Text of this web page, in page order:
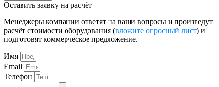
Оставить заявку на расчёт
Менеджеры компании ответят на ваши вопросы и произведут
расчёт стоимости оборудования (вложите опросный лист) и
подготовят коммерческое предложение.
Имя
Email
Телефон